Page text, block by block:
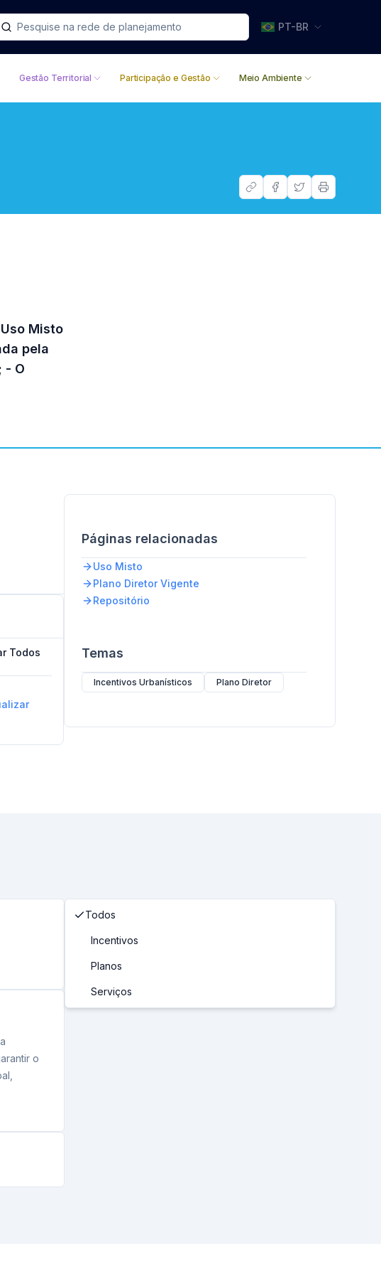
PT-BR
Gestão Territorial Participação e Gestão Meio Ambiente
Misto
pela
- O
Todos
Páginas relacionadas
Uso Misto
Plano Diretor Vigente
Repositório
Temas
Incentivos Urbanísticos Plano Diretor
o
Todos
Incentivos
Planos
Serviços